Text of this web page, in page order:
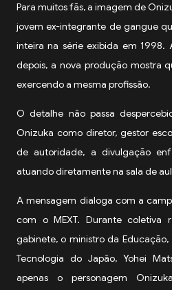
Para muitos fãs, a imagem de
jovem ex-integrante de gangue
inteira na série exibida em 1998.
depois, a nova produção mostra
exercendo a mesma profissão.
O detalhe não passa
Onizuka como diretor, gestor
de autoridade, a divulgação
atuando diretamente na sala de
A mensagem dialoga com a
com o MEXT. Durante coletiva
gabinete, o ministro da Educação,
Tecnologia do Japão, Yohei
apenas o personagem